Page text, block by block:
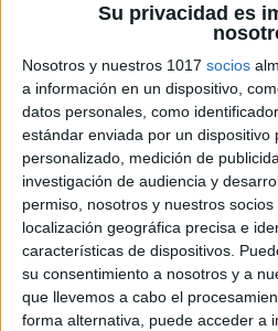
Su privacidad es
Nosotros y nuestros 1017 socios
a información en un dispositivo,
datos personales, como
estándar enviada por un dispositivo
personalizado, medición de
investigación de audiencia y
permiso, nosotros y nuestros
localización geográfica precisa e
características de dispositivos.
su consentimiento a nosotros y a
que llevemos a cabo el
forma alternativa, puede acceder a
encontraréis panales y abejas
listos para imprimir, recortar y
Dentro de cada modelo, las
diferenciadas por colores
permitirá adaptar la actividad
de aprendizaje y niveles de
de cambiar de material.
No os olvidéis de pasaros por
@maestra_andrea_infantil
su trabajo y descubrir todas